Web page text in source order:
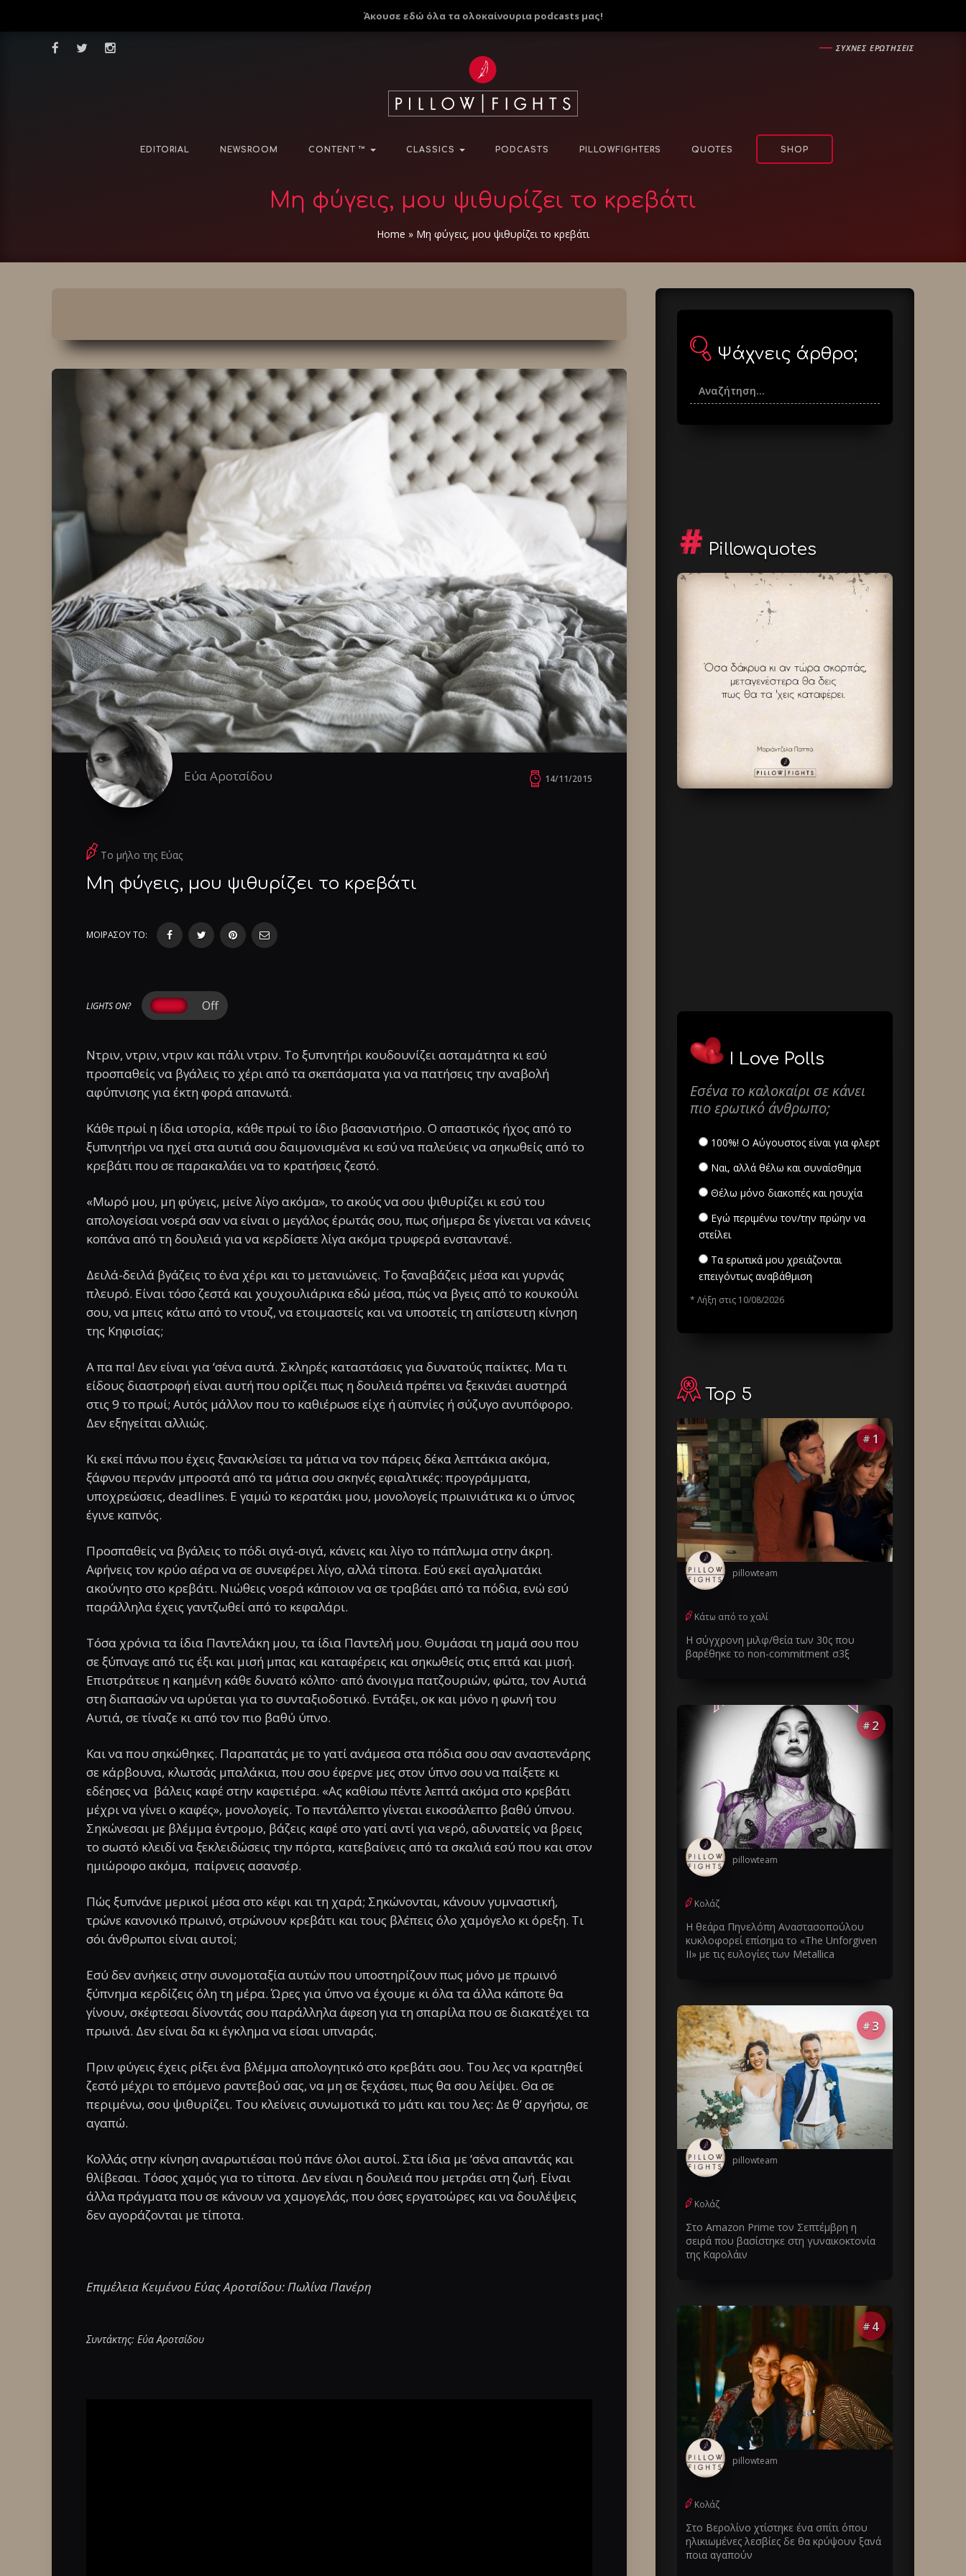
Άκουσε εδώ όλα τα ολοκαίνουρια podcasts μας!
―ΣΥΧΝΕΣ ΕΡΩΤΗΣΕΙΣ
EDITORIAL NEWSROOM CONTENT ™ CLASSICS PODCASTS PILLOWFIGHTERS QUOTES SHOP
Μη φύγεις, μου ψιθυρίζει το κρεβάτι
Home » Μη φύγεις, μου ψιθυρίζει το κρεβάτι
Εύα Αροτσίδου 14/11/2015
Το μήλο της Εύας
Μη φύγεις, μου ψιθυρίζει το κρεβάτι
ΜΟΙΡΑΣΟΥ ΤΟ:
LIGHTS ON?
Ντριν, ντριν, ντριν και πάλι ντριν. Το ξυπνητήρι κουδουνίζει ασταμάτητα κι εσύ
προσπαθείς να βγάλεις το χέρι από τα σκεπάσματα για να πατήσεις την αναβολή
αφύπνισης για έκτη φορά απανωτά.
Κάθε πρωί η ίδια ιστορία, κάθε πρωί το ίδιο βασανιστήριο. Ο σπαστικός ήχος από το
ξυπνητήρι να ηχεί στα αυτιά σου δαιμονισμένα κι εσύ να παλεύεις να σηκωθείς από το
κρεβάτι που σε παρακαλάει να το κρατήσεις ζεστό.
«Μωρό μου, μη φύγεις, μείνε λίγο ακόμα», το ακούς να σου ψιθυρίζει κι εσύ του
απολογείσαι νοερά σαν να είναι ο μεγάλος έρωτάς σου, πως σήμερα δε γίνεται να κάνεις
κοπάνα από τη δουλειά για να κερδίσετε λίγα ακόμα τρυφερά ενσταντανέ.
Δειλά-δειλά βγάζεις το ένα χέρι και το μετανιώνεις. Το ξαναβάζεις μέσα και γυρνάς
πλευρό. Είναι τόσο ζεστά και χουχουλιάρικα εδώ μέσα, πώς να βγεις από το κουκούλι
σου, να μπεις κάτω από το ντουζ, να ετοιμαστείς και να υποστείς τη απίστευτη κίνηση
της Κηφισίας;
Α πα πα! Δεν είναι για ‘σένα αυτά. Σκληρές καταστάσεις για δυνατούς παίκτες. Μα τι
είδους διαστροφή είναι αυτή που ορίζει πως η δουλειά πρέπει να ξεκινάει αυστηρά
στις 9 το πρωί; Αυτός μάλλον που το καθιέρωσε είχε ή αϋπνίες ή σύζυγο ανυπόφορο.
Δεν εξηγείται αλλιώς.
Κι εκεί πάνω που έχεις ξανακλείσει τα μάτια να τον πάρεις δέκα λεπτάκια ακόμα,
ξάφνου περνάν μπροστά από τα μάτια σου σκηνές εφιαλτικές: προγράμματα,
υποχρεώσεις, deadlines. E γαμώ το κερατάκι μου, μονολογείς πρωινιάτικα κι ο ύπνος
έγινε καπνός.
Προσπαθείς να βγάλεις το πόδι σιγά-σιγά, κάνεις και λίγο το πάπλωμα στην άκρη.
Αφήνεις τον κρύο αέρα να σε συνεφέρει λίγο, αλλά τίποτα. Εσύ εκεί αγαλματάκι
ακούνητο στο κρεβάτι. Νιώθεις νοερά κάποιον να σε τραβάει από τα πόδια, ενώ εσύ
παράλληλα έχεις γαντζωθεί από το κεφαλάρι.
Τόσα χρόνια τα ίδια Παντελάκη μου, τα ίδια Παντελή μου. Θυμάσαι τη μαμά σου που
σε ξύπναγε από τις έξι και μισή μπας και καταφέρεις και σηκωθείς στις επτά και μισή.
Επιστράτευε η καημένη κάθε δυνατό κόλπο· από άνοιγμα πατζουριών, φώτα, τον Αυτιά
στη διαπασών να ωρύεται για το συνταξιοδοτικό. Εντάξει, οκ και μόνο η φωνή του
Αυτιά, σε τίναζε κι από τον πιο βαθύ ύπνο.
Και να που σηκώθηκες. Παραπατάς με το γατί ανάμεσα στα πόδια σου σαν αναστενάρης
σε κάρβουνα, κλωτσάς μπαλάκια, που σου έφερνε μες στον ύπνο σου να παίξετε κι
εδέησες να βάλεις καφέ στην καφετιέρα. «Ας καθίσω πέντε λεπτά ακόμα στο κρεβάτι
μέχρι να γίνει ο καφές», μονολογείς. Το πεντάλεπτο γίνεται εικοσάλεπτο βαθύ ύπνου.
Σηκώνεσαι με βλέμμα έντρομο, βάζεις καφέ στο γατί αντί για νερό, αδυνατείς να βρεις
το σωστό κλειδί να ξεκλειδώσεις την πόρτα, κατεβαίνεις από τα σκαλιά εσύ που και στον
ημιώροφο ακόμα, παίρνεις ασανσέρ.
Πώς ξυπνάνε μερικοί μέσα στο κέφι και τη χαρά; Σηκώνονται, κάνουν γυμναστική,
τρώνε κανονικό πρωινό, στρώνουν κρεβάτι και τους βλέπεις όλο χαμόγελο κι όρεξη. Τι
σόι άνθρωποι είναι αυτοί;
Εσύ δεν ανήκεις στην συνομοταξία αυτών που υποστηρίζουν πως μόνο με πρωινό
ξύπνημα κερδίζεις όλη τη μέρα. Ώρες για ύπνο να έχουμε κι όλα τα άλλα κάποτε θα
γίνουν, σκέφτεσαι δίνοντάς σου παράλληλα άφεση για τη σπαρίλα που σε διακατέχει τα
πρωινά. Δεν είναι δα κι έγκλημα να είσαι υπναράς.
Πριν φύγεις έχεις ρίξει ένα βλέμμα απολογητικό στο κρεβάτι σου. Του λες να κρατηθεί
ζεστό μέχρι το επόμενο ραντεβού σας, να μη σε ξεχάσει, πως θα σου λείψει. Θα σε
περιμένω, σου ψιθυρίζει. Του κλείνεις συνωμοτικά το μάτι και του λες: Δε θ’ αργήσω, σε
αγαπώ.
Κολλάς στην κίνηση αναρωτιέσαι πού πάνε όλοι αυτοί. Στα ίδια με ‘σένα απαντάς και
θλίβεσαι. Τόσος χαμός για το τίποτα. Δεν είναι η δουλειά που μετράει στη ζωή. Είναι
άλλα πράγματα που σε κάνουν να χαμογελάς, που όσες εργατοώρες και να δουλέψεις
δεν αγοράζονται με τίποτα.
Επιμέλεια Κειμένου Εύας Αροτσίδου: Πωλίνα Πανέρη
Συντάκτης: Εύα Αροτσίδου
Ψάχνεις άρθρο;
Pillowquotes
I Love Polls
Εσένα το καλοκαίρι σε κάνει
πιο ερωτικό άνθρωπο;
100%! Ο Αύγουστος είναι για φλερτ
Ναι, αλλά θέλω και συναίσθημα
Θέλω μόνο διακοπές και ησυχία
Εγώ περιμένω τον/την πρώην να
στείλει
Τα ερωτικά μου χρειάζονται
επειγόντως αναβάθμιση
* Λήξη στις 10/08/2026
Top 5
# 1
pillowteam
Κάτω από το χαλί
Η σύγχρονη μιλφ/θεία των 30ς που
βαρέθηκε το non-commitment σ3ξ
# 2
pillowteam
Κολάζ
Η θεάρα Πηνελόπη Αναστασοπούλου
κυκλοφορεί επίσημα το «The Unforgiven
II» με τις ευλογίες των Metallica
# 3
pillowteam
Κολάζ
Στο Amazon Prime τον Σεπτέμβρη η
σειρά που βασίστηκε στη γυναικοκτονία
της Καρολάιν
# 4
pillowteam
Κολάζ
Στο Βερολίνο χτίστηκε ένα σπίτι όπου
ηλικιωμένες λεσβίες δε θα κρύψουν ξανά
ποια αγαπούν